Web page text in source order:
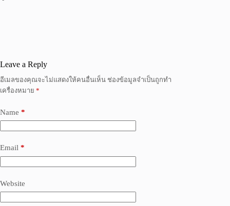
Leave a Reply
อีเมลของคุณจะไม่แสดงให้คนอื่นเห็น ช่องข้อมูลจำเป็นถูกทำ
เครื่องหมาย *
Name *
Email *
Website